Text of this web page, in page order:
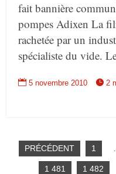
fait bannière
pompes Adixen La
rachetée par un
spécialiste du vide.
 5 novembre 2010  2
PRÉCÉDENT 1
1 481 1 482